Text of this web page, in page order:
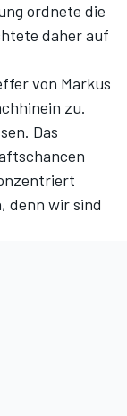
ordnete die
daher auf
von Markus
zu.
Das
denn wir sind